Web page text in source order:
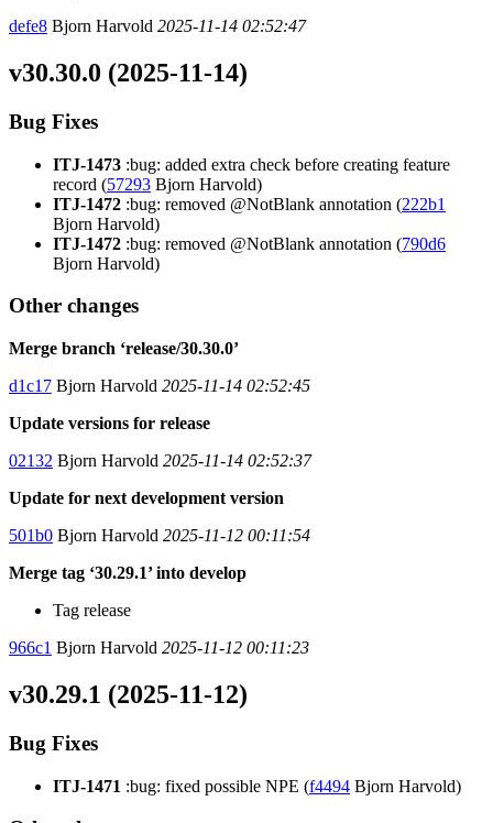
defe8 Bjorn Harvold 2025-11-14 02:52:47
v30.30.0 (2025-11-14)
Bug Fixes
ITJ-1473 :bug: added extra check before creating feature
record (57293 Bjorn Harvold)
ITJ-1472 :bug: removed @NotBlank annotation (222b1
Bjorn Harvold)
ITJ-1472 :bug: removed @NotBlank annotation (790d6
Bjorn Harvold)
Other changes
Merge branch ‘release/30.30.0’
d1c17 Bjorn Harvold 2025-11-14 02:52:45
Update versions for release
02132 Bjorn Harvold 2025-11-14 02:52:37
Update for next development version
501b0 Bjorn Harvold 2025-11-12 00:11:54
Merge tag ‘30.29.1’ into develop
Tag release
966c1 Bjorn Harvold 2025-11-12 00:11:23
v30.29.1 (2025-11-12)
Bug Fixes
ITJ-1471 :bug: fixed possible NPE (f4494 Bjorn Harvold)